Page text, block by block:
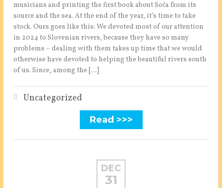
musicians and printing the first book about Soča from its
source and the sea. At the end of the year, it’s time to take
stock. Ours goes like this: We devoted most of our attention
in 2024 to Slovenian rivers, because they have so many
problems – dealing with them takes up time that we would
otherwise have devoted to helping the beautiful rivers south
of us. Since, among the […]
Uncategorized
Read >>>
DEC
31